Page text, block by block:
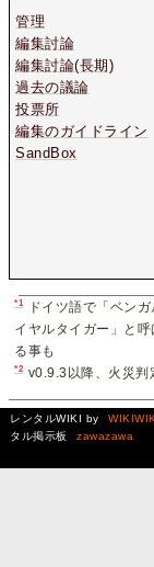
管理
編集討論
編集討論(長期)
過去の議論
投票所
編集のガイドライン
SandBox
*1
ドイツ語で「ベン
イヤルタイガー」と
る事も
*2 v0.9.3以降、火災判
レンタルWIKI by
タル掲示板
zawazawa